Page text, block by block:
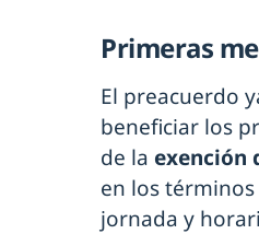
Primeras
El preacuerdo
beneficiar los
de la exención
en los
jornada y